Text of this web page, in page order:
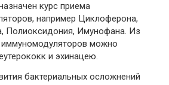
курс приема
например Циклоферона,
Полиоксидония, Имунофана. Из
иммуномодуляторов можно
и эхинацею.
бактериальных осложнений